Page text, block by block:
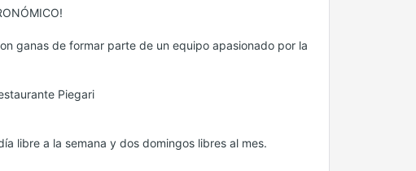
ganas de formar parte de un equipo apasionado por la
Piegari
libre a la semana y dos domingos libres al mes.